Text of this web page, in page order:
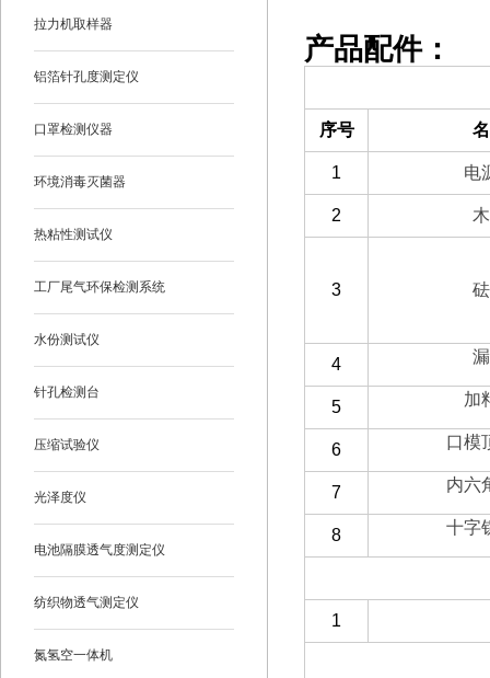
质
拉力机取样器
铝箔针孔度测定仪
口罩检测仪器
环境消毒灭菌器
热粘性测试仪
工厂尾气环保检测系统
水份测试仪
针孔检测台
压缩试验仪
光泽度仪
电池隔膜透气度测定仪
纺织物透气测定仪
氮氢空一体机
产品配件：
序号
1 电
2
3
4
5 加
6 口模
7 内六
8 十字
1